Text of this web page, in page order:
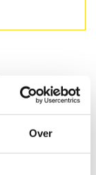
Over